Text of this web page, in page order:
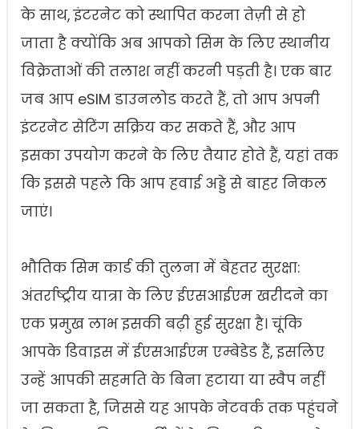
के साथ, इंटरनेट को स्थापित करना तेज़ी से हो
जाता है क्योंकि अब आपको सिम के लिए स्थानीय
विक्रेताओं की तलाश नहीं करनी पड़ती है। एक बार
जब आप eSIM डाउनलोड करते हैं, तो आप अपनी
इंटरनेट सेटिंग सक्रिय कर सकते हैं, और आप
इसका उपयोग करने के लिए तैयार होते हैं, यहां तक
कि इससे पहले कि आप हवाई अड्डे से बाहर निकल
जाएं।
भौतिक सिम कार्ड की तुलना में बेहतर सुरक्षा:
अंतर्राष्ट्रीय यात्रा के लिए ईएसआईएम खरीदने का
एक प्रमुख लाभ इसकी बढ़ी हुई सुरक्षा है। चूंकि
आपके डिवाइस में ईएसआईएम एम्बेडेड हैं, इसलिए
उन्हें आपकी सहमति के बिना हटाया या स्वैप नहीं
जा सकता है, जिससे यह आपके नेटवर्क तक पहुंचने